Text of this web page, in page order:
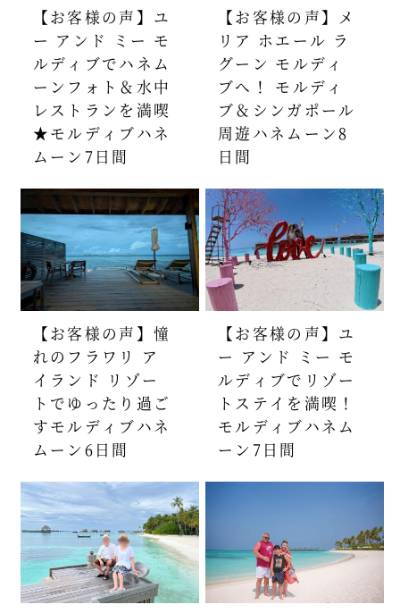
【お客様の声】ユ
ー アンド ミー モ
ルディブでハネム
ーンフォト＆水中
レストランを満喫
★モルディブハネ
ムーン7日間
【お客様の声】メ
リア ホエール ラ
グーン モルディ
ブへ！ モルディ
ブ＆シンガポール
周遊ハネムーン8
日間
【お客様の声】憧
れのフラワリ ア
イランド リゾー
トでゆったり過ご
すモルディブハネ
ムーン6日間
【お客様の声】ユ
ー アンド ミー モ
ルディブでリゾー
トステイを満喫！
モルディブハネム
ーン7日間